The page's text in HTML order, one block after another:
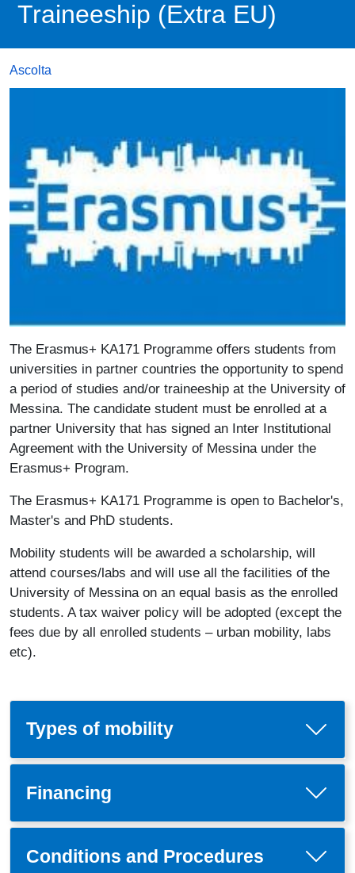
Traineeship (Extra EU)
Ascolta
The Erasmus+ KA171 Programme offers students from
universities in partner countries the opportunity to spend
a period of studies and/or traineeship at the University of
Messina. The candidate student must be enrolled at a
partner University that has signed an Inter Institutional
Agreement with the University of Messina under the
Erasmus+ Program.
The Erasmus+ KA171 Programme is open to Bachelor's,
Master's and PhD students.
Mobility students will be awarded a scholarship, will
attend courses/labs and will use all the facilities of the
University of Messina on an equal basis as the enrolled
students. A tax waiver policy will be adopted (except the
fees due by all enrolled students – urban mobility, labs
etc).
Types of mobility
Financing
Conditions and Procedures